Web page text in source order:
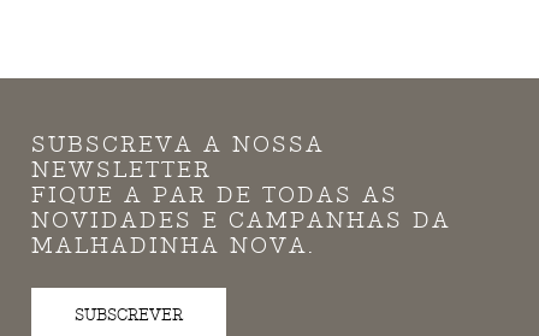
SUBSCREVA A NOSSA
NEWSLETTER
FIQUE A PAR DE TODAS AS
NOVIDADES E CAMPANHAS DA
MALHADINHA NOVA.
SUBSCREVER